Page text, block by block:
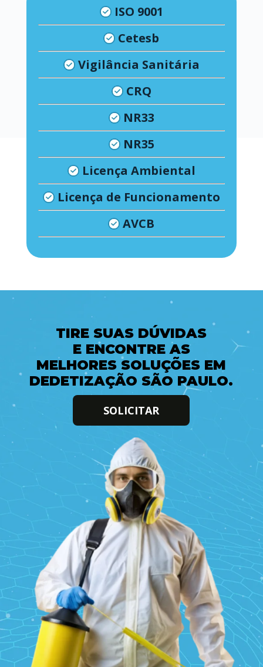
ISO 9001
Cetesb
Vigilância Sanitária
CRQ
NR33
NR35
Licença Ambiental
Licença de Funcionamento
AVCB
TIRE SUAS DÚVIDAS
E ENCONTRE AS
MELHORES SOLUÇÕES EM
DEDETIZAÇÃO SÃO PAULO.
SOLICITAR